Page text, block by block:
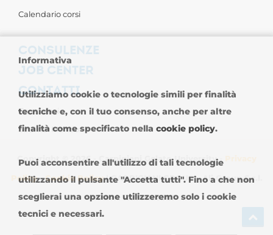
Calendario corsi
CONSULENZE
JOB CENTER
CONTATTI
Contattaci
Sedi nel Mondo
Copyright © 2026 - Carpigiani Gelato University -
Policy-Cookie Policy| CARPIGIANI GROUP - Ali Group S.r.l.
P.IVA 13239980967
Informativa
Utilizziamo cookie o tecnologie simili per finalità
tecniche e, con il tuo consenso, anche per altre
finalità come specificato nella cookie policy.
Puoi acconsentire all'utilizzo di tali tecnologie
utilizzando il pulsante "Accetta tutti". Fino a che non
sceglierai una opzione utilizzeremo solo i cookie
tecnici e necessari.